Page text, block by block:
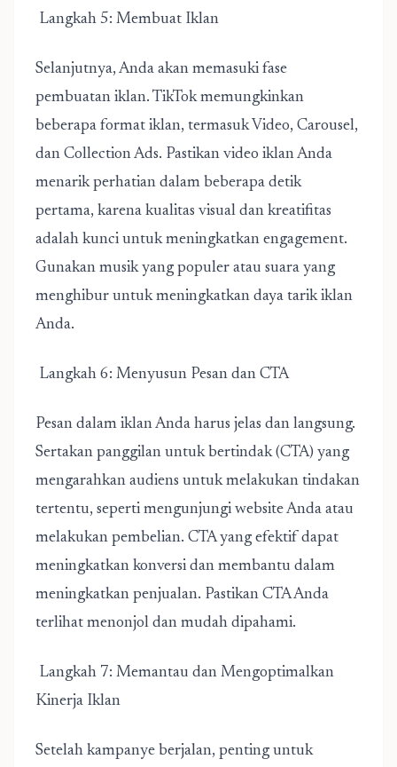
Langkah 5: Membuat Iklan
Selanjutnya, Anda akan memasuki fase
pembuatan iklan. TikTok memungkinkan
beberapa format iklan, termasuk Video, Carousel,
dan Collection Ads. Pastikan video iklan Anda
menarik perhatian dalam beberapa detik
pertama, karena kualitas visual dan kreatifitas
adalah kunci untuk meningkatkan engagement.
Gunakan musik yang populer atau suara yang
menghibur untuk meningkatkan daya tarik iklan
Anda.
Langkah 6: Menyusun Pesan dan CTA
Pesan dalam iklan Anda harus jelas dan langsung.
Sertakan panggilan untuk bertindak (CTA) yang
mengarahkan audiens untuk melakukan tindakan
tertentu, seperti mengunjungi website Anda atau
melakukan pembelian. CTA yang efektif dapat
meningkatkan konversi dan membantu dalam
meningkatkan penjualan. Pastikan CTA Anda
terlihat menonjol dan mudah dipahami.
Langkah 7: Memantau dan Mengoptimalkan
Kinerja Iklan
Setelah kampanye berjalan, penting untuk